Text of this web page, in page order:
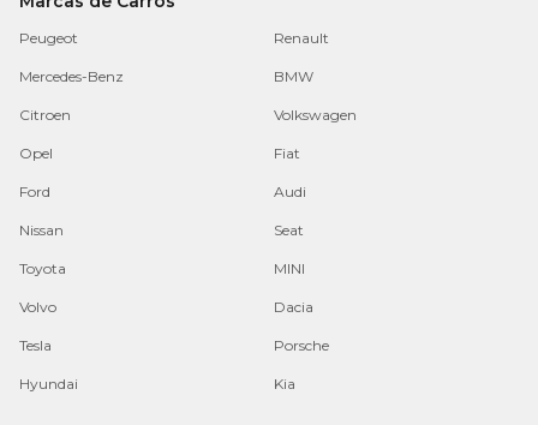
Peugeot Renault
Mercedes-Benz BMW
Citroen Volkswagen
Opel Fiat
Ford Audi
Nissan Seat
Toyota MINI
Volvo Dacia
Tesla Porsche
Hyundai Kia